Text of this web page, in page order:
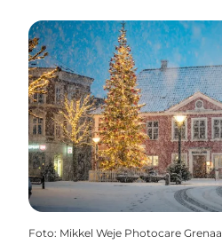
Foto: Mikkel Weje Photocare Grenaa